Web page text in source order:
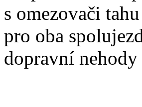
s omezovači
pro oba
dopravní